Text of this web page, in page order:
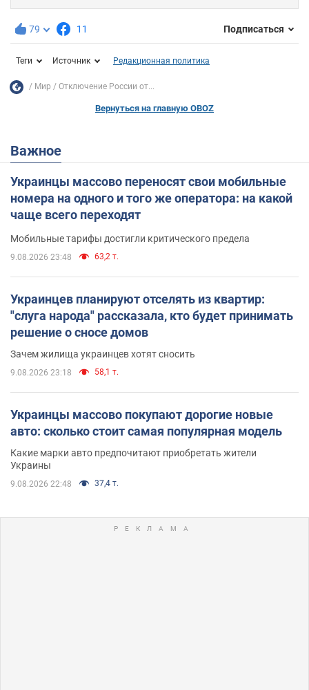
79 11 Подписаться
Теги Источник Редакционная политика
Мир Отключение России от...
Вернуться на главную OBOZ
Важное
Украинцы массово переносят свои мобильные
номера на одного и того же оператора: на какой
чаще всего переходят
Мобильные тарифы достигли критического предела
9.08.2026 23:48 63,2 т.
Украинцев планируют отселять из квартир:
"слуга народа" рассказала, кто будет принимать
решение о сносе домов
Зачем жилища украинцев хотят сносить
9.08.2026 23:18 58,1 т.
Украинцы массово покупают дорогие новые
авто: сколько стоит самая популярная модель
Какие марки авто предпочитают приобретать жители
Украины
9.08.2026 22:48 37,4 т.